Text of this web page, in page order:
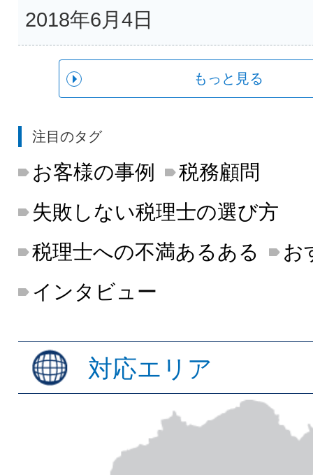
2018年6月4日
もっと見る
注目のタグ
お客様の事例
税務顧問
失敗しない税理士の選び方
税理士への不満あるある
お
インタビュー
対応エリア